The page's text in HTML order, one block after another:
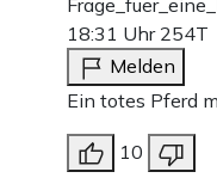
18:31 Uhr 254T
Melden
Ein totes Pferd
10